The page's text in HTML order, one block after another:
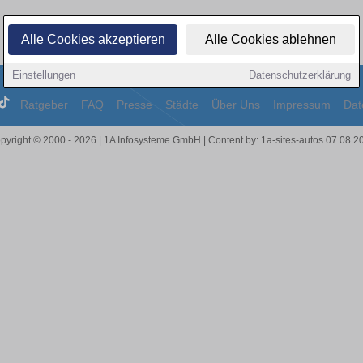
Alle Cookies akzeptieren Alle Cookies ablehnen
Einstellungen Datenschutzerklärung
Ratgeber FAQ Presse Städte Über Uns Impressum
© 2000 - 2026 | 1A Infosysteme GmbH | Content by: 1a-sites-autos